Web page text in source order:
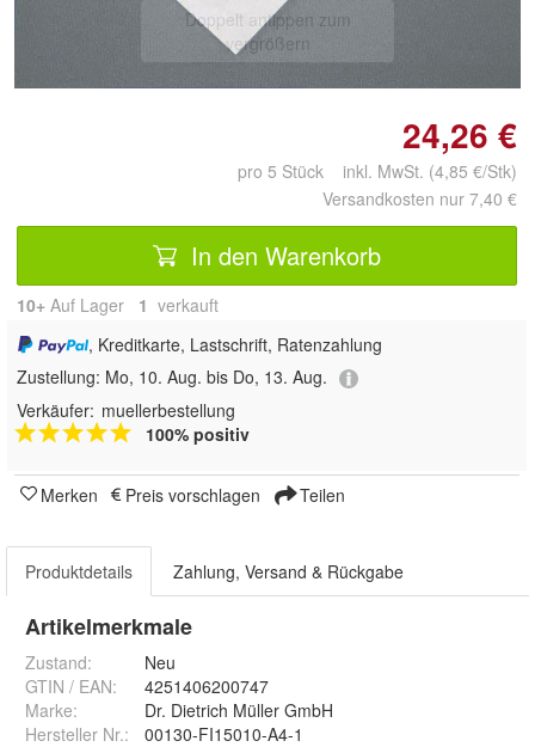
Doppelt antippen zum
vergrößern
24,26 €
pro 5 Stück inkl. MwSt. (4,85 €/Stk)
Versandkosten nur 7,40 €
In den Warenkorb
10+ Auf Lager 1 verkauft
, Kreditkarte, Lastschrift, Ratenzahlung
Zustellung: Mo, 10. Aug. bis Do, 13. Aug.
Verkäufer: muellerbestellung
100% positiv
Merken Preis vorschlagen Teilen
Produktdetails Zahlung, Versand & Rückgabe
Artikelmerkmale
Zustand:
Neu
GTIN / EAN:
4251406200747
Marke:
Dr. Dietrich Müller GmbH
Hersteller Nr.:
00130-FI15010-A4-1